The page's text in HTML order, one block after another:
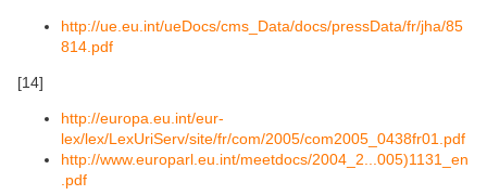
http://ue.eu.int/ueDocs/cms_Data/docs/pressData/fr/jha/85
814.pdf
[14]
http://europa.eu.int/eur-
lex/lex/LexUriServ/site/fr/com/2005/com2005_0438fr01.pdf
http://www.europarl.eu.int/meetdocs/2004_2...005)1131_en
.pdf